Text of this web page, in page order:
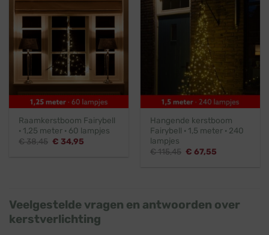
Raamkerstboom Fairybell
· 1,25 meter · 60 lampjes
€38,45 Oorspronkelijke
€ 34,95
Hangende kerstboom
Fairybell · 1,5 meter · 240
lampjes
€115,45 Oorspronkelijke
€ 67,55
Veelgestelde vragen en antwoorden over
kerstverlichting